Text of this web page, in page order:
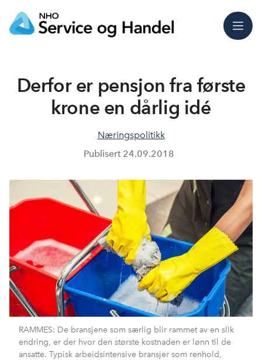
Meny
Derfor er pensjon fra første
krone en dårlig idé
Næringspolitikk
Publisert 24.09.2018
RAMMES: De bransjene som særlig blir rammet av en slik
endring, er der hvor den største kostnaden er lønn til de
ansatte. Typisk arbeidsintensive bransjer som renhold,